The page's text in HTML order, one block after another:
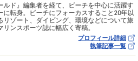
ルド』編集者を経て、ビーチを中心に活躍す
に転身。ビーチにフォーカスすること20年以
リゾート、ダイビング、環境などについて旅
ンスポーツ誌に幅広く寄稿。
プロフィール詳細
執筆記事一覧